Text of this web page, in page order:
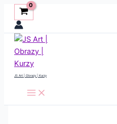
Přeskočit
obsah
JS Art | Obrazy | Kurzy